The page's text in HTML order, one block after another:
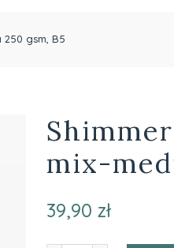
250 gsm, B5
mix-
39,90 zł